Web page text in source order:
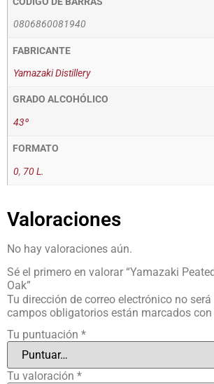
0806860081940
FABRICANTE
Yamazaki Distillery
GRADO ALCOHÓLICO
43º
FORMATO
0, 70 L.
Valoraciones
No hay valoraciones aún.
Sé el primero en valorar “Yamazaki
Oak”
Tu dirección de correo electrónico no
campos obligatorios están marcados con
Tu puntuación *
Tu valoración *